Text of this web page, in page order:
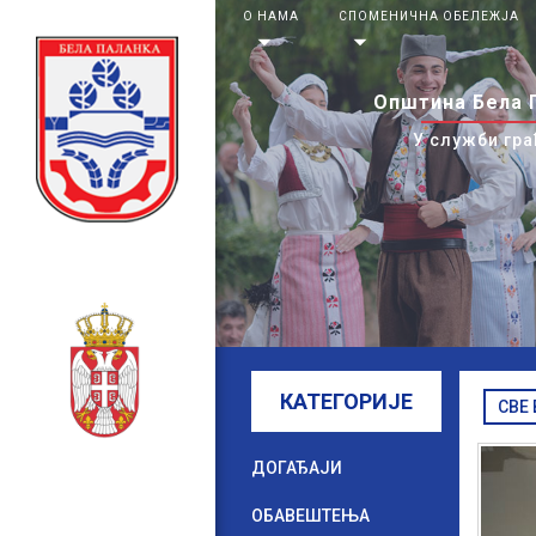
О НАМА
arrow_drop_down
СПОМЕНИЧНА ОБЕЛЕЖЈА
arrow_drop_down
Општина Бела
У служби
КАТЕГОРИЈЕ
ДОГАЂАЈИ
ОБАВЕШТЕЊА
СВЕ